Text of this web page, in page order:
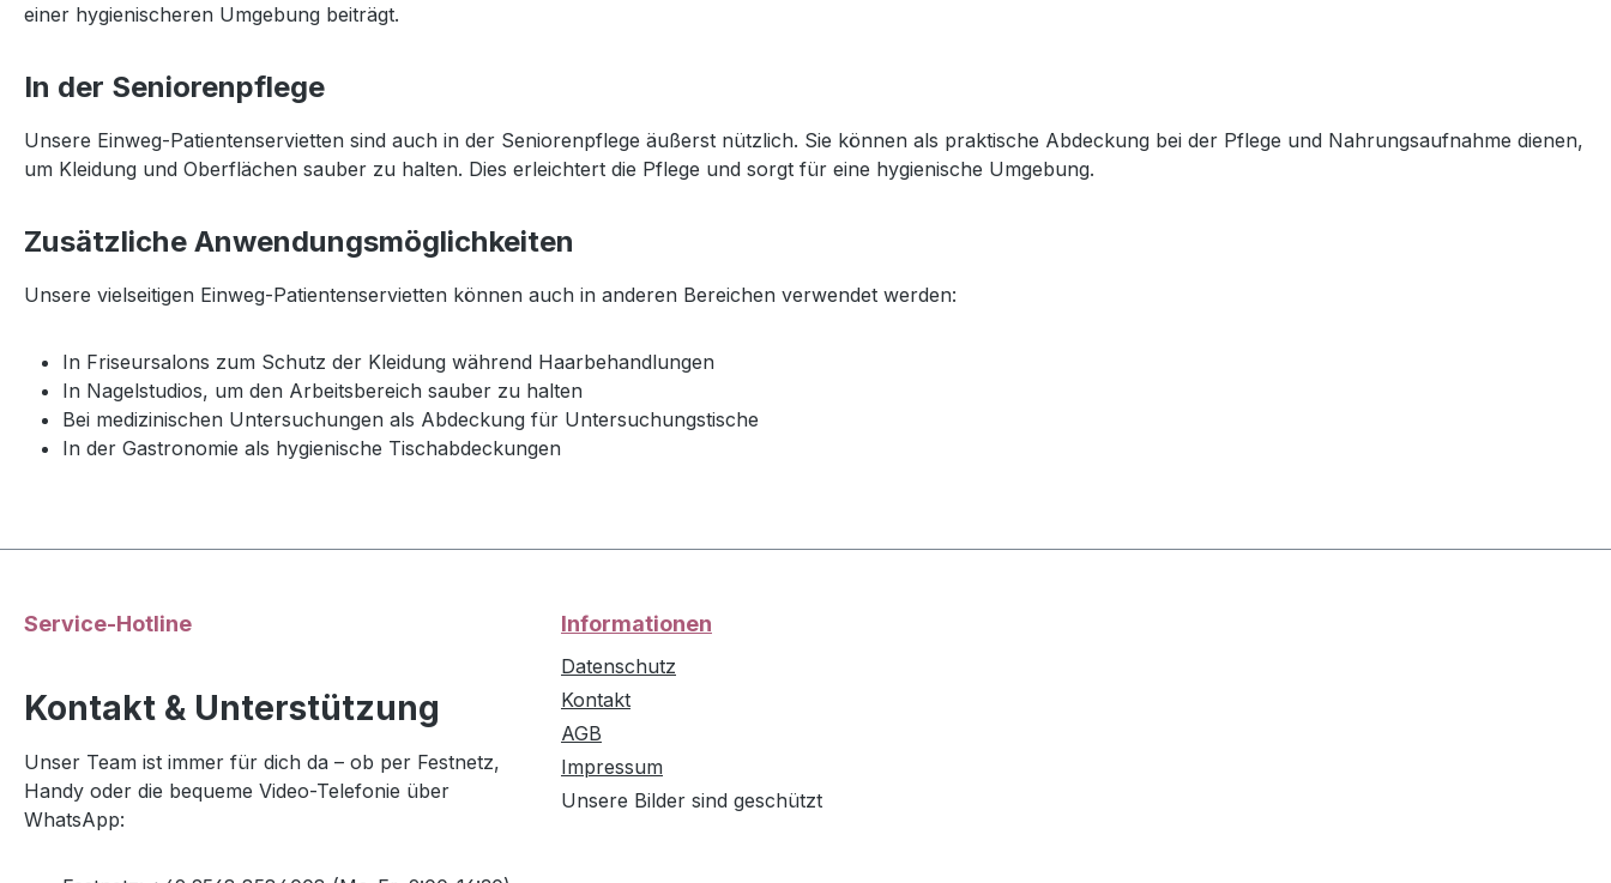
einer hygienischeren Umgebung beiträgt.
In der Seniorenpflege
Unsere Einweg-Patientenservietten sind auch in der Seniorenpflege äußerst nützlich. Sie können als praktische Abdeckung bei der Pflege und Nahrungsaufnahme dienen,
um Kleidung und Oberflächen sauber zu halten. Dies erleichtert die Pflege und sorgt für eine hygienische Umgebung.
Zusätzliche Anwendungsmöglichkeiten
Unsere vielseitigen Einweg-Patientenservietten können auch in anderen Bereichen verwendet werden:
In Friseursalons zum Schutz der Kleidung während Haarbehandlungen
In Nagelstudios, um den Arbeitsbereich sauber zu halten
Bei medizinischen Untersuchungen als Abdeckung für Untersuchungstische
In der Gastronomie als hygienische Tischabdeckungen
Service-Hotline
Kontakt & Unterstützung
Unser Team ist immer für dich da – ob per Festnetz,
Handy oder die bequeme Video-Telefonie über
WhatsApp:
Informationen
Datenschutz
Kontakt
AGB
Impressum
Unsere Bilder sind geschützt